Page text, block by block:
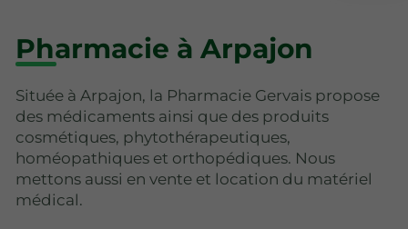
Pharmacie à Arpajon
Située à Arpajon, la Pharmacie Gervais propose
des médicaments ainsi que des produits
cosmétiques, phytothérapeutiques,
homéopathiques et orthopédiques. Nous
mettons aussi en vente et location du matériel
médical.